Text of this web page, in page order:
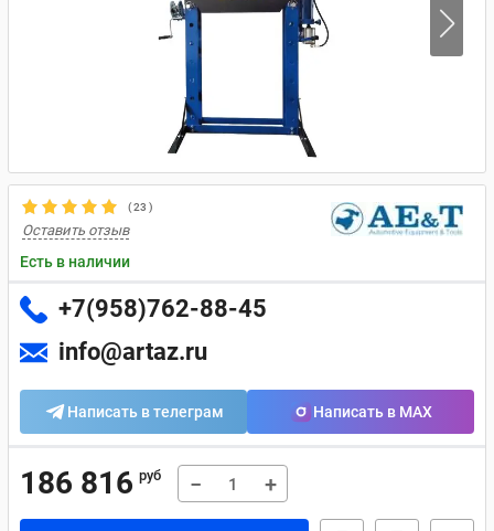
(23 )
Оставить отзыв
Есть в наличии
+7(958)762-88-45
info@artaz.ru
Написать в телеграм Написать в MAX
186 816 руб − +